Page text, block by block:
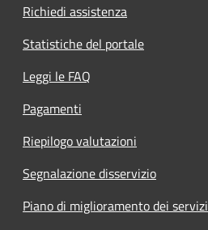
Richiedi assistenza
Statistiche del portale
Leggi le FAQ
Pagamenti
Riepilogo valutazioni
Segnalazione disservizio
Piano di miglioramento dei servizi